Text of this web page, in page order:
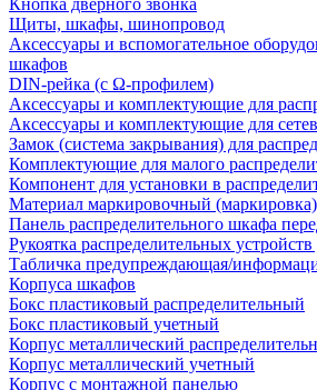
Кнопка дверного звонка
Щиты, шкафы, шинопровод
Аксессуары и вспомогательное
шкафов
DIN-рейка (с Ω-профилем)
Аксессуары и комплектующие для
Аксессуары и комплектующие для
Замок (система закрывания) для
Комплектующие для малого
Компонент для установки в
Материал маркировочный (маркировка)
Панель распределительного шкафа
Рукоятка распределительных
Табличка предупреждающая/
Корпуса шкафов
Бокс пластиковый распределительный
Бокс пластиковый учетный
Корпус металлический
Корпус металлический учетный
Корпус с монтажной панелью